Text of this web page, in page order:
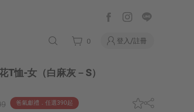
0 登入/註冊
T恤-女 （白麻灰－S）
爸氣獻禮．任選390起